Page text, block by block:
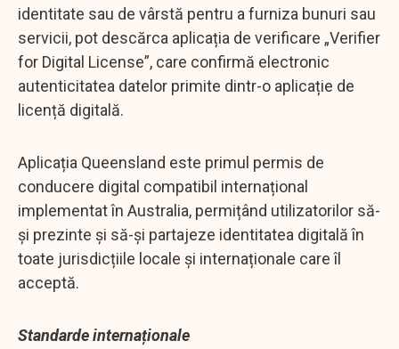
identitate sau de vârstă pentru a furniza bunuri sau
servicii, pot descărca aplicația de verificare „Verifier
for Digital License”, care confirmă electronic
autenticitatea datelor primite dintr-o aplicație de
licență digitală.
Aplicația Queensland este primul permis de
conducere digital compatibil internațional
implementat în Australia, permițând utilizatorilor să-
și prezinte și să-și partajeze identitatea digitală în
toate jurisdicțiile locale și internaționale care îl
acceptă.
Standarde internaționale